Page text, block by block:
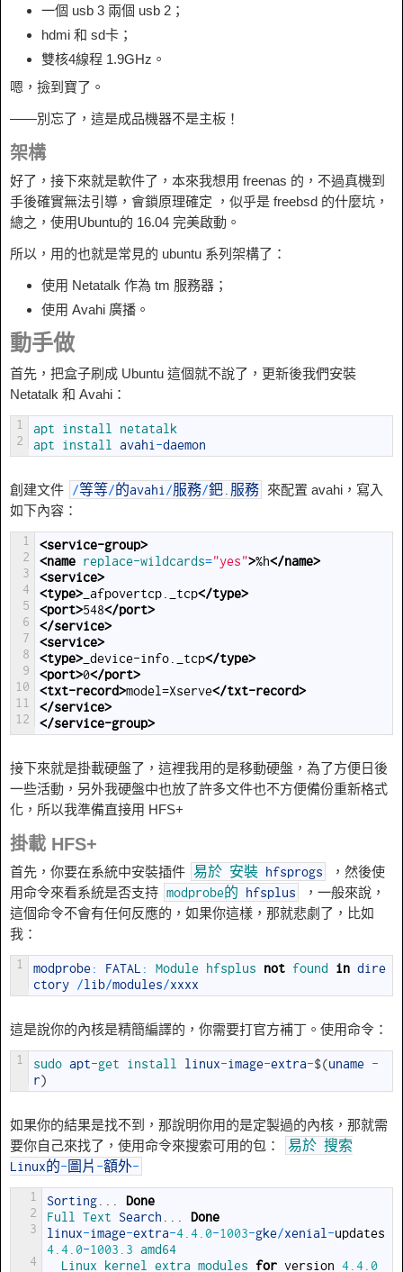
一個 usb 3 兩個 usb 2；
hdmi 和 sd卡；
雙核4線程 1.9GHz。
嗯，撿到寶了。
——別忘了，這是成品機器不是主板！
架構
好了，接下來就是軟件了，本來我想用 freenas 的，不過真機到
手後確實無法引導，會鎖原理確定 ，似乎是 freebsd 的什麼坑，
總之，使用Ubuntu的 16.04 完美啟動。
所以，用的也就是常見的 ubuntu 系列架構了：
使用 Netatalk 作為 tm 服務器；
使用 Avahi 廣播。
動手做
首先，把盒子刷成 Ubuntu 這個就不說了，更新後我們安裝
Netatalk 和 Avahi：
1
2
apt install netatalk
apt install avahi -daemon
創建文件 /等等/的avahi /服務/鈀 服務
來配置 avahi，寫入
如下內容：
1
2
3
4
5
6
7
8
9
10
11
12
<service-group>
<name replace-wildcards="yes">%h</name>
<service>
<type>_afpovertcp._tcp</type>
<port>548</port>
</service>
<service>
<type>_device-info._tcp</type>
<port>0</port>
<txt-record>model=Xserve</txt-record>
</service>
</service-group>
接下來就是掛載硬盤了，這裡我用的是移動硬盤，為了方便日後
一些活動，另外我硬盤中也放了許多文件也不方便備份重新格式
化，所以我準備直接用 HFS+
掛載 HFS+
首先，你要在系統中安裝插件 易於 安裝 hfsprogs
，然後使
用命令來看系統是否支持 modprobe的 hfsplus
，一般來說，
這個命令不會有任何反應的，如果你這樣，那就悲劇了，比如
我：
1 modprobe: FATAL : Module hfsplus not found in dire
ctory /lib/modules/xxxx
這是說你的內核是精簡編譯的，你需要打官方補丁。使用命令：
1 sudo apt-get install linux-image-extra-$(uname -
r)
如果你的結果是找不到，那說明你用的是定製過的內核，那就需
要你自己來找了，使用命令來搜索可用的包：
易於 搜索
Linux的- 圖片 -額外-
1
2
3
4
Sorting
Done
Full Text Search
Done
linux-image-extra-4.4.0-1003-gke/xenial -updates
4.4.0-1003.3 amd64
Linux
kernel extra modules for version 4.4.0